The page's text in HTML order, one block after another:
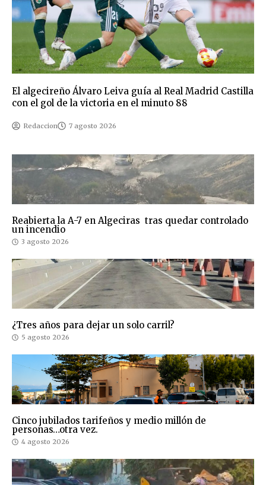
El algecireño Álvaro Leiva guía al Real Madrid Castilla
con el gol de la victoria en el minuto 88
Redaccion 7 agosto 2026
Reabierta la A-7 en Algeciras tras quedar controlado
un incendio
3 agosto 2026
¿Tres años para dejar un solo carril?
5 agosto 2026
Cinco jubilados tarifeños y medio millón de
personas…otra vez.
4 agosto 2026